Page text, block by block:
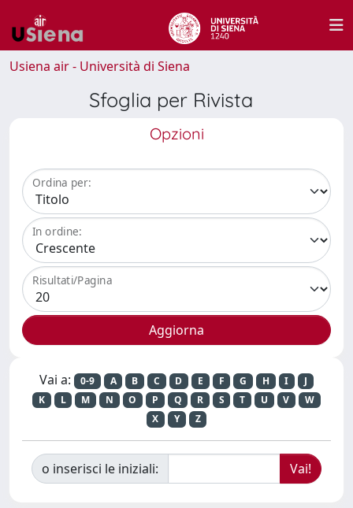
Usiena air - Università di Siena
Sfoglia per Rivista
Opzioni
Ordina per:
In ordine:
Risultati/Pagina
Vai a: 0-9 A B C D E F G H I
J
K
L M N O P Q R S T U V
W
X
Y Z
o inserisci le iniziali: